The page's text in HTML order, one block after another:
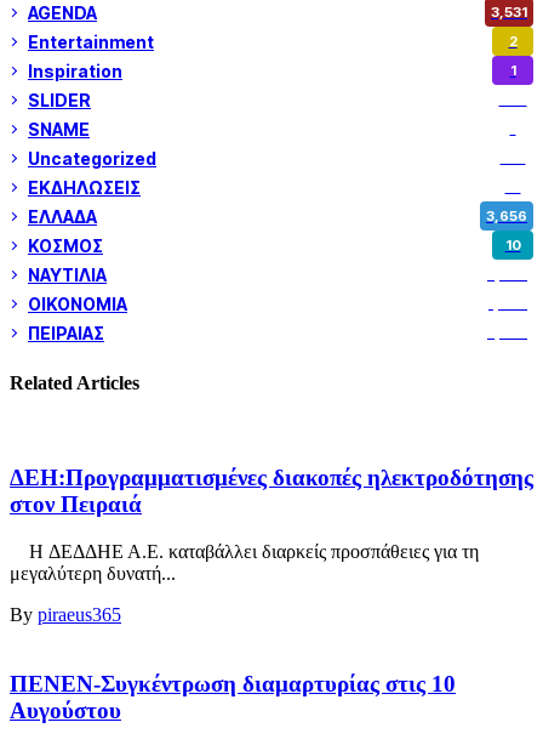
AGENDA 3,531
Entertainment 2
Inspiration 1
SLIDER
SNAME
Uncategorized
ΕΚΔΗΛΩΣΕΙΣ
ΕΛΛΑΔΑ 3,656
ΚΟΣΜΟΣ 10
ΝΑΥΤΙΛΙΑ
ΟΙΚΟΝΟΜΙΑ
ΠΕΙΡΑΙΑΣ
Related Articles
ΔΕΗ:Προγραμματισμένες διακοπές ηλεκτροδότησης
στον Πειραιά
H ΔΕΔΔΗΕ Α.Ε. καταβάλλει διαρκείς προσπάθειες για τη
μεγαλύτερη δυνατή...
By piraeus365
ΠΕΝΕΝ-Συγκέντρωση διαμαρτυρίας στις 10
Αυγούστου